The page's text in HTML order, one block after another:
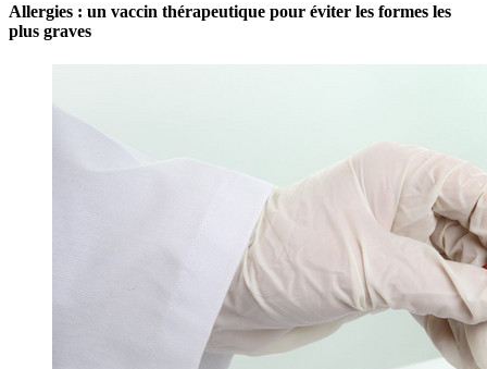
Allergies : un vaccin thérapeutique pour éviter les formes les
plus graves